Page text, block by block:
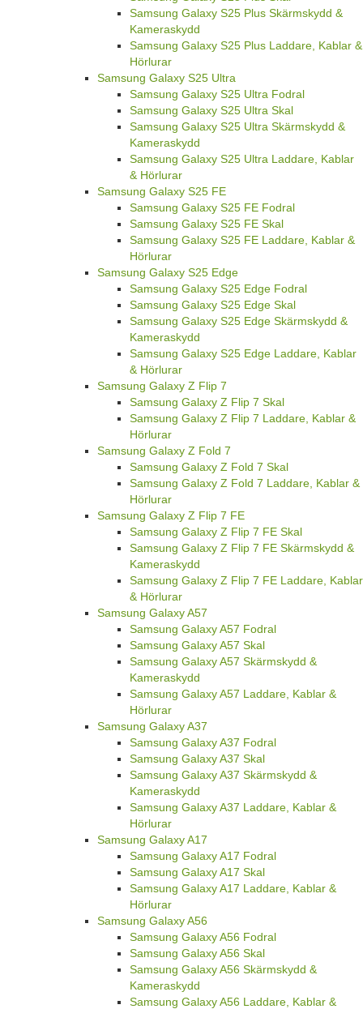
Samsung Galaxy S25 Plus Skärmskydd &
Kameraskydd
Samsung Galaxy S25 Plus Laddare, Kablar &
Hörlurar
Samsung Galaxy S25 Ultra
Samsung Galaxy S25 Ultra Fodral
Samsung Galaxy S25 Ultra Skal
Samsung Galaxy S25 Ultra Skärmskydd &
Kameraskydd
Samsung Galaxy S25 Ultra Laddare, Kablar
& Hörlurar
Samsung Galaxy S25 FE
Samsung Galaxy S25 FE Fodral
Samsung Galaxy S25 FE Skal
Samsung Galaxy S25 FE Laddare, Kablar &
Hörlurar
Samsung Galaxy S25 Edge
Samsung Galaxy S25 Edge Fodral
Samsung Galaxy S25 Edge Skal
Samsung Galaxy S25 Edge Skärmskydd &
Kameraskydd
Samsung Galaxy S25 Edge Laddare, Kablar
& Hörlurar
Samsung Galaxy Z Flip 7
Samsung Galaxy Z Flip 7 Skal
Samsung Galaxy Z Flip 7 Laddare, Kablar &
Hörlurar
Samsung Galaxy Z Fold 7
Samsung Galaxy Z Fold 7 Skal
Samsung Galaxy Z Fold 7 Laddare, Kablar &
Hörlurar
Samsung Galaxy Z Flip 7 FE
Samsung Galaxy Z Flip 7 FE Skal
Samsung Galaxy Z Flip 7 FE Skärmskydd &
Kameraskydd
Samsung Galaxy Z Flip 7 FE Laddare, Kablar
& Hörlurar
Samsung Galaxy A57
Samsung Galaxy A57 Fodral
Samsung Galaxy A57 Skal
Samsung Galaxy A57 Skärmskydd &
Kameraskydd
Samsung Galaxy A57 Laddare, Kablar &
Hörlurar
Samsung Galaxy A37
Samsung Galaxy A37 Fodral
Samsung Galaxy A37 Skal
Samsung Galaxy A37 Skärmskydd &
Kameraskydd
Samsung Galaxy A37 Laddare, Kablar &
Hörlurar
Samsung Galaxy A17
Samsung Galaxy A17 Fodral
Samsung Galaxy A17 Skal
Samsung Galaxy A17 Laddare, Kablar &
Hörlurar
Samsung Galaxy A56
Samsung Galaxy A56 Fodral
Samsung Galaxy A56 Skal
Samsung Galaxy A56 Skärmskydd &
Kameraskydd
Samsung Galaxy A56 Laddare, Kablar &